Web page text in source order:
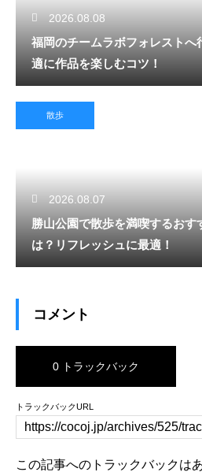
2026.08.08
福岡のチームラボフォレストへ
適に作品を楽しむコツ！
散歩
2026.08.07
勝山公園で散歩を満喫するおす
は？リフレッシュに最適！
コメント
0 トラックバック
トラックバックURL
この記事へのトラックバックは